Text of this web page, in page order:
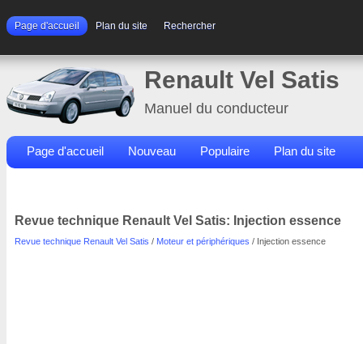
Page d'accueil Plan du site Rechercher
Renault Vel Satis
Manuel du conducteur
Page d'accueil Nouveau Populaire Plan du site
Revue technique Renault Vel Satis: Injection essence
Revue technique Renault Vel Satis / Moteur et périphériques / Injection essence